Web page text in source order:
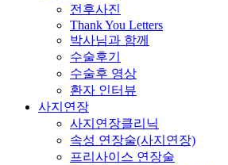
전후사진
Thank You Letters
박사님과 함께
수술후기
수술후 영상
환자 인터뷰
사지연장
사지연장클리닉
속성 연장술(사지연장)
프리사이스 연장술